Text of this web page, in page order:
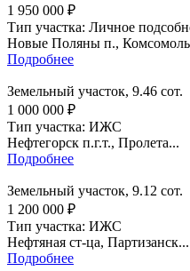
1 950 000 ₽
Тип участка: Личное
Новые Поляны п.,
Подробнее
Земельный участок, 9.46 сот.
1 000 000 ₽
Тип участка: ИЖС
Нефтегорск п.г.т., Пролета...
Подробнее
Земельный участок, 9.12 сот.
1 200 000 ₽
Тип участка: ИЖС
Нефтяная ст-ца, Партизанск...
Подробнее